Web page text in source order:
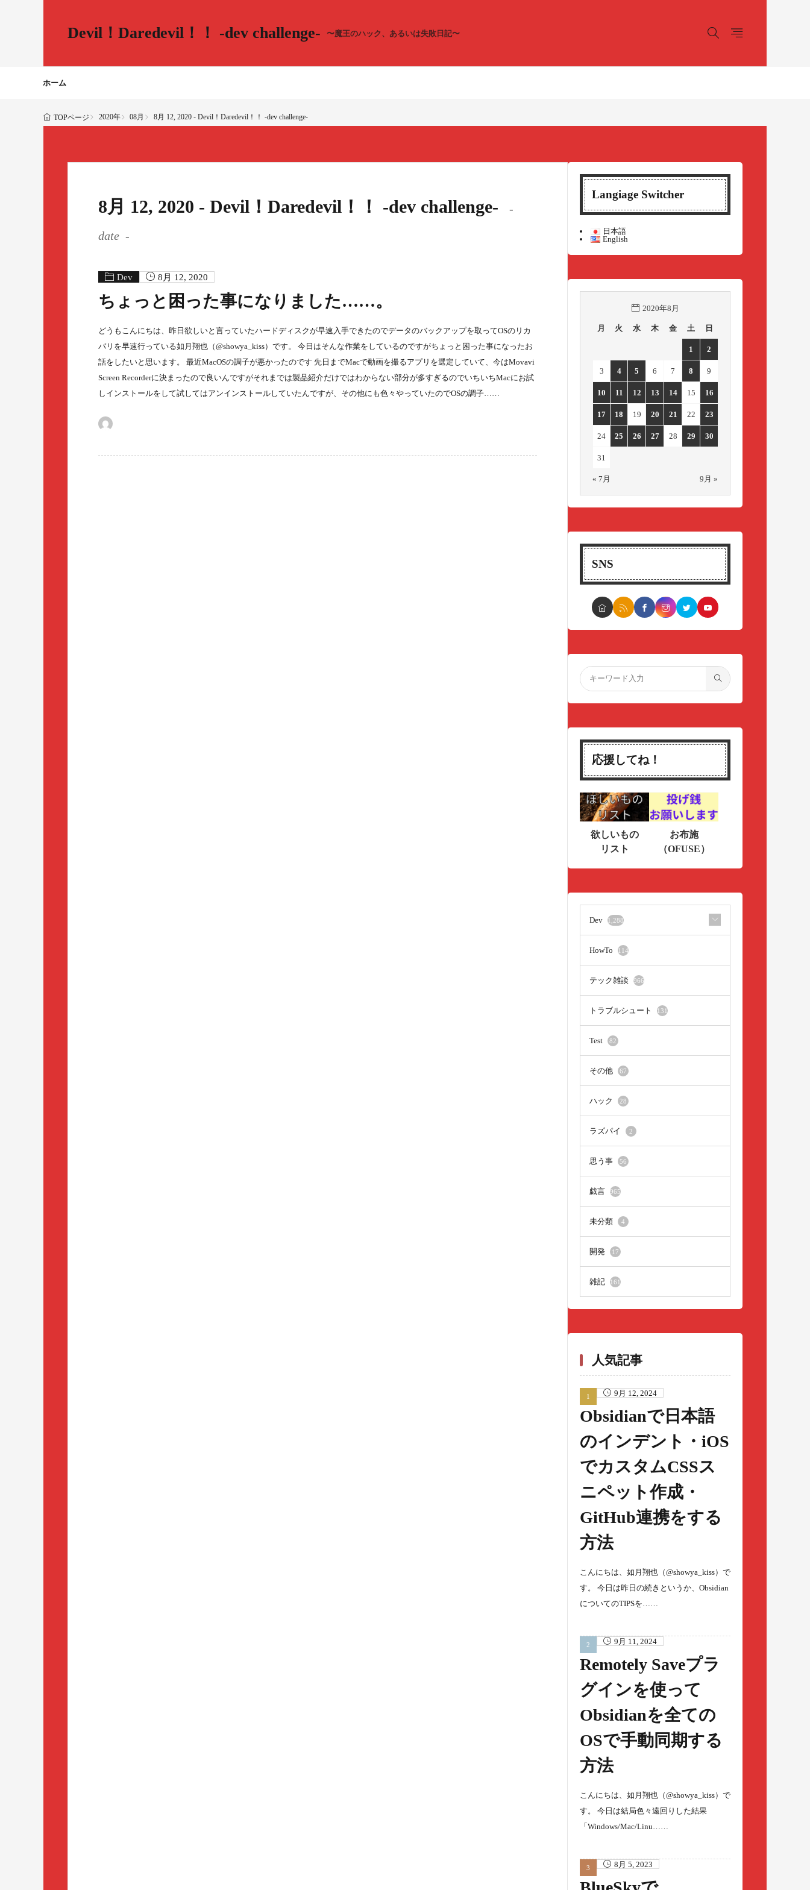
Devil！Daredevil！！ -dev challenge- 〜魔王のハック、あるいは失敗日記〜
ホーム
TOPページ 2020年 08月 8月 12, 2020 - Devil！Daredevil！！ -dev challenge-
8月 12, 2020 - Devil！Daredevil！！ -dev challenge-
date
Dev 8月 12, 2020
ちょっと困った事になりました……。
どうもこんにちは、昨日欲しいと言っていたハードディスクが早速入手できたのでデータのバックアップを取ってOSのリカ
バリを早速行っている如月翔也（@showya_kiss）です。 今日はそんな作業をしているのですがちょっと困った事になったお
話をしたいと思います。 最近MacOSの調子が悪かったのです 先日までMacで動画を撮るアプリを選定していて、今はMovavi
Screen Recorderに決まったので良いんですがそれまでは製品紹介だけではわからない部分が多すぎるのでいちいちMacにお試
しインストールをして試してはアンインストールしていたんですが、その他にも色々やっていたのでOSの調子……
Langiage Switcher
日本語
English
2020年8月
月 火 水 木 金 土 日
1 2
3 4 5 6 7 8 9
10 11 12 13 14 15 16
17 18 19 20 21 22 23
24 25 26 27 28 29 30
31
« 7月 9月 »
SNS
応援してね！
欲しいもの
リスト
お布施
（OFUSE）
Dev 1,288
HowTo 114
テック雑談 966
トラブルシュート 131
Test 82
その他 67
ハック 28
ラズパイ 2
思う事 56
戯言 965
未分類 4
開発 17
雑記 161
人気記事
9月 12, 2024
Obsidianで日本語
のインデント・iOS
でカスタムCSSス
ニペット作成・
GitHub連携をする
方法
こんにちは、如月翔也（@showya_kiss）で
す。 今日は昨日の続きというか、Obsidian
についてのTIPSを……
9月 11, 2024
Remotely Saveプラ
グインを使って
Obsidianを全ての
OSで手動同期する
方法
こんにちは、如月翔也（@showya_kiss）で
す。 今日は結局色々遠回りした結果
「Windows/Mac/Linu……
8月 5, 2023